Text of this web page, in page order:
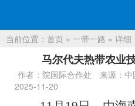
当前位置： 首页 » 一带一路 » 详细
马尔代夫热带农业
作者：院国际合作处 来源：
2025-11-20